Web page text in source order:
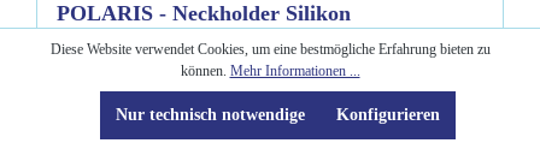
POLARIS - Neckholder Silikon
Octopushalter
Hält zuverlässig den Octopus auf Brusthöhe. Tek-Taucher
Diese Website verwendet Cookies, um eine bestmögliche Erfahrung bieten zu
können. Mehr Informationen ...
Nur technisch notwendige Konfigurieren